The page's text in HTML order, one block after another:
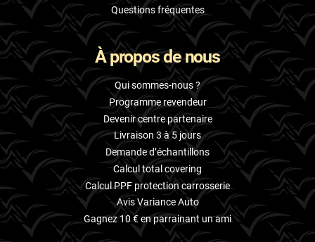
Livan
Lucid
Man
Maserati
Maybach
Mazda
McLaren
Mercedes-Benz
Mercury
Questions fréquentes
À propos de nous
Qui sommes-nous ?
Programme revendeur
Devenir centre partenaire
Livraison 3 à 5 jours
Demande d’échantillons
Calcul total covering
Calcul PPF protection carrosserie
Avis Variance Auto
Gagnez 10 € en parrainant un ami